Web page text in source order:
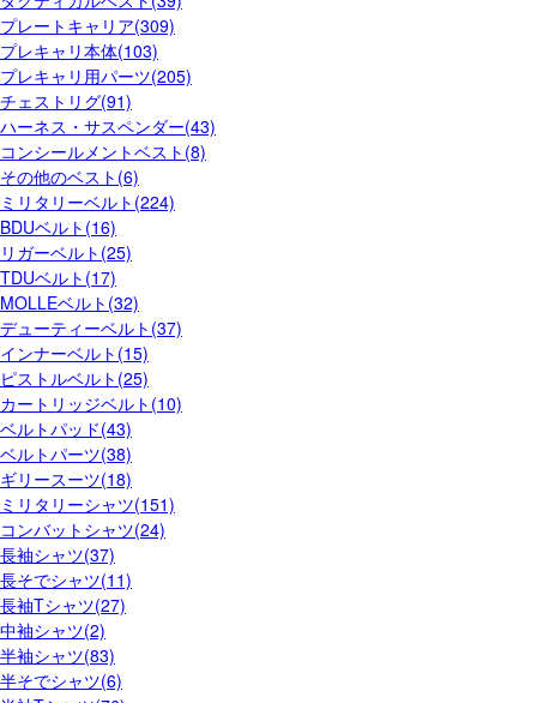
プレートキャリア(309)
プレキャリ本体(103)
プレキャリ用パーツ(205)
チェストリグ(91)
ハーネス・サスペンダー(43)
コンシールメントベスト(8)
その他のベスト(6)
ミリタリーベルト(224)
BDUベルト(16)
リガーベルト(25)
TDUベルト(17)
MOLLEベルト(32)
デューティーベルト(37)
インナーベルト(15)
ピストルベルト(25)
カートリッジベルト(10)
ベルトパッド(43)
ベルトパーツ(38)
ギリースーツ(18)
ミリタリーシャツ(151)
コンバットシャツ(24)
長袖シャツ(37)
長そでシャツ(11)
長袖Tシャツ(27)
中袖シャツ(2)
半袖シャツ(83)
半そでシャツ(6)